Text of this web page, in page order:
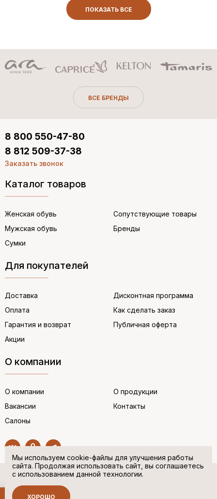
ПОКАЗАТЬ ВСЕ
ВСЕ БРЕНДЫ
Каталог товаров
Женская обувь
Мужская обувь
Сумки
Сопутствующие товары
Бренды
Для покупателей
Доставка
Оплата
Гарантия и возврат
Акции
Дисконтная программа
Как сделать заказ
Публичная оферта
О компании
О компании
Вакансии
Салоны
О продукции
Контакты
8 800 550-47-80
8 812 509-37-38
Заказать звонок
© “НЕМЕЦКАЯ ОБУВЬ” 2017. Все права защищены.
Политика в отношении персональных данных
Мы используем cookie-файлы для улучшения работы
сайта. Продолжая использовать сайт, вы соглашаетесь
с использованием данной технологии.
ХОРОШО